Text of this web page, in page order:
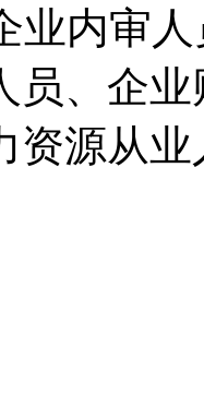
内审人
员、企
资源从